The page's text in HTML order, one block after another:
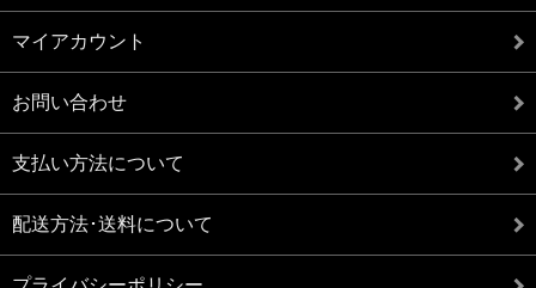
マイアカウント
お問い合わせ
支払い方法について
配送方法･送料について